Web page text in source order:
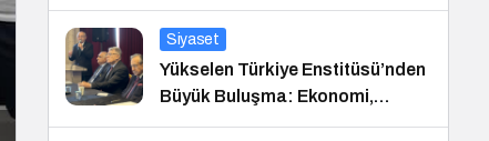
Anlamlı Ziyaret
Siyaset
Yükselen Türkiye Enstitüsü’nden
Büyük Buluşma: Ekonomi,
Güvenlik Politikaları ve Hukuk